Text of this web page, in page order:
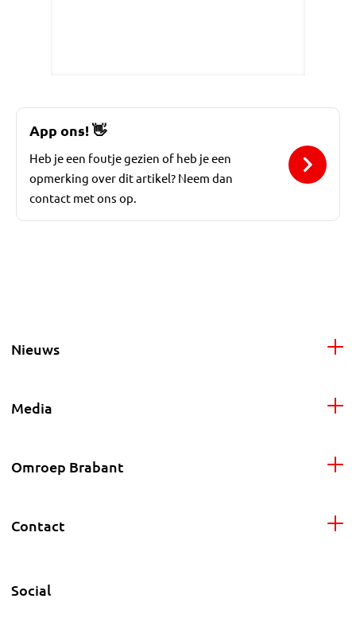
App ons!👋
Heb je een foutje gezien of heb je een
opmerking over dit artikel? Neem dan
contact met ons op.
Nieuws
Media
Omroep Brabant
Contact
Social